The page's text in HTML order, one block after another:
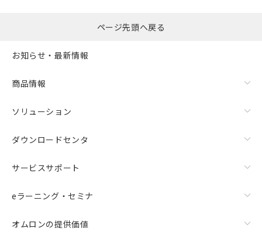
ページ先頭へ戻る
お知らせ・最新情報
商品情報
ソリューション
ダウンロードセンタ
サービスサポート
eラーニング・セミナ
オムロンの提供価値